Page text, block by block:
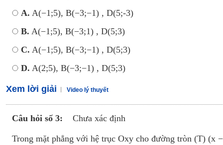
A. A(−1;5), B(−3;−1) , D(5;-3)
B. A(−1;5), B(−3;1) , D(5;3)
C. A(−1;5), B(−3;−1) , D(5;3)
D. A(2;5), B(−3;−1) , D(5;3)
Xem lời giải Video lý thuyết
Câu hỏi số 3: Chưa xác định
Trong mặt phẳng với hệ trục Oxy cho đường tròn (T) (x